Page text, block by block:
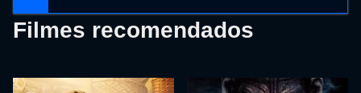
Filmes recomendados